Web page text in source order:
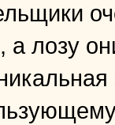
а лозу